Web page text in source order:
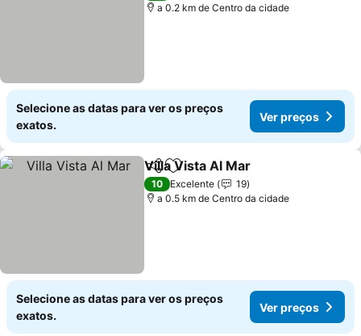
a 0.2 km de Centro da cidade
Selecione as datas para ver os preços
exatos.
Ver preços
PartilharAdicionar aos favoritos
Villa Vista Al Mar
10 Excelente
19
a 0.5 km de Centro da cidade
Selecione as datas para ver os preços
exatos.
Ver preços